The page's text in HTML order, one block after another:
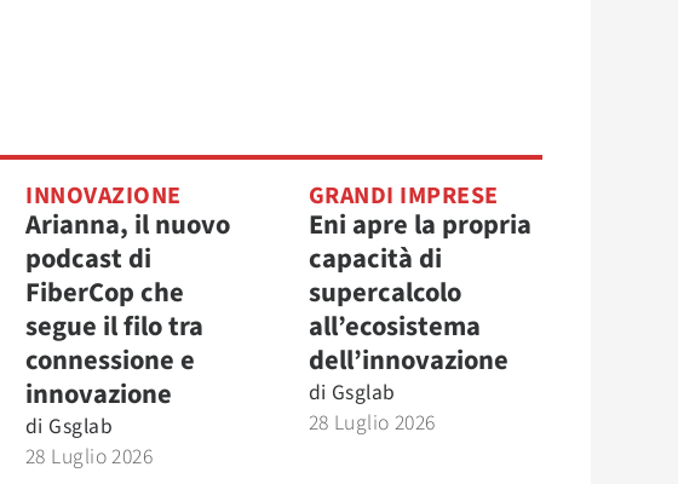
INNOVAZIONE
Arianna, il nuovo
podcast di
FiberCop che
segue il filo tra
connessione e
innovazione
di Gsglab
28 Luglio 2026
GRANDI IMPRESE
Eni apre la propria
capacità di
supercalcolo
all’ecosistema
dell’innovazione
di Gsglab
28 Luglio 2026